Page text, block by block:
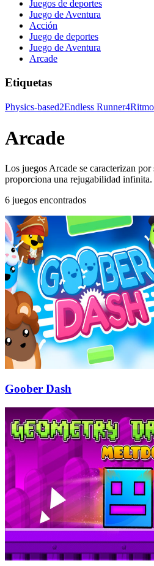
Juegos de deportes
Juego de Aventura
Acción
Juego de deportes
Juego de Aventura
Arcade
Etiquetas
Physics-based2Endless Runner4
Arcade
Los juegos Arcade se caracterizan
proporciona una rejugabilidad infinita.
6 juegos encontrados
Goober Dash